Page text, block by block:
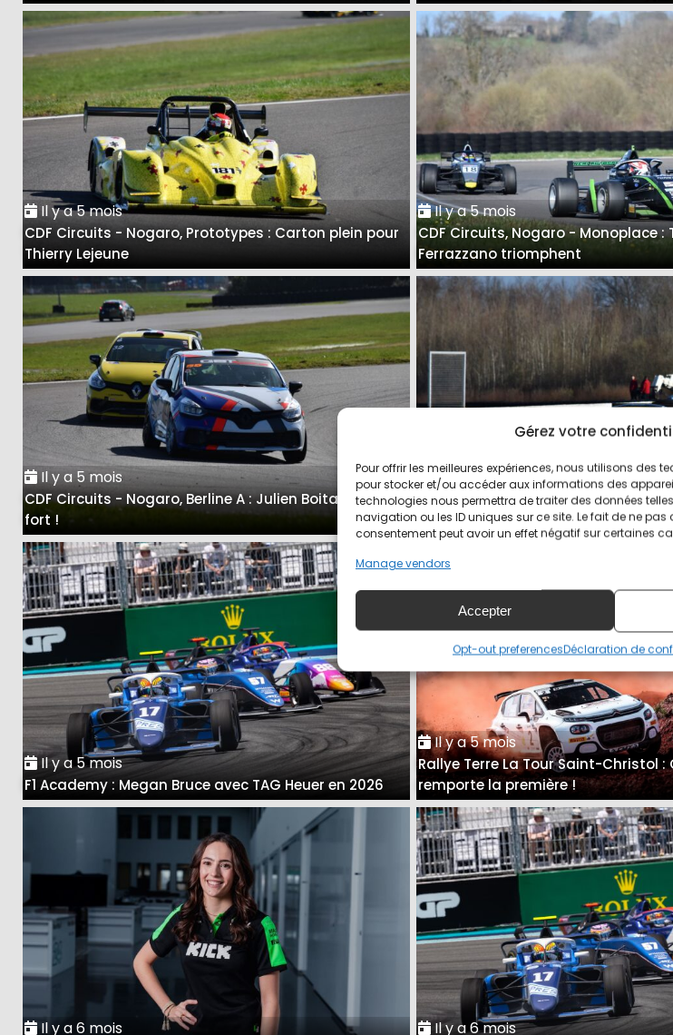
Gérez votre
Pour offrir les meilleures expériences, nous utilisons des
pour stocker et/ou accéder aux informations des
technologies nous permettra de traiter des données
navigation ou les ID uniques sur ce site. Le fait de ne pas
consentement peut avoir un effet négatif sur certaines
Manage vendors
Accepter
Opt-out preferencesDéclaration de
Il y a 5 mois
CDF Circuits - Nogaro, Prototypes : Carton plein pour
Thierry Lejeune
Il y a 5 mois
CDF Circuits, Nogaro - Monoplace :
Ferrazzano triomphent
Il y a 5 mois
CDF Circuits - Nogaro, Berline A : Julien Boitard, trop
fort !
Il y a 5 mois
CDF Circuits - Nogaro, Berline/GT B
en habitué
Il y a 5 mois
F1 Academy : Megan Bruce avec TAG Heuer en 2026
Il y a 5 mois
Rallye Terre La Tour Saint-Christol :
remporte la première !
Il y a 6 mois Il y a 6 mois